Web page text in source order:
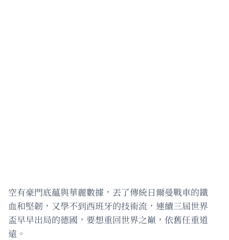
空有豪門底蘊與華麗數據，丟了傳統日爾曼戰車的鐵
血和堅韌，又學不到西班牙的技術流，連續三屆世界
盃早早出局的德國，要想重回世界之巔，依舊任重道
遠。